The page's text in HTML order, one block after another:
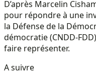
D’après Marcelin
pour répondre à une
la Défense de la
démocratie (CNDD-
faire représenter.
A suivre